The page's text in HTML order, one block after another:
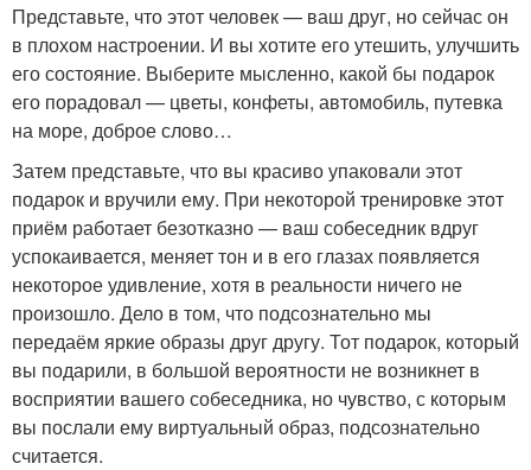
Представьте, что этот человек — ваш друг, но сейчас он
в плохом настроении. И вы хотите его утешить, улучшить
его состояние. Выберите мысленно, какой бы подарок
его порадовал — цветы, конфеты, автомобиль, путевка
на море, доброе слово…
Затем представьте, что вы красиво упаковали этот
подарок и вручили ему. При некоторой тренировке этот
приём работает безотказно — ваш собеседник вдруг
успокаивается, меняет тон и в его глазах появляется
некоторое удивление, хотя в реальности ничего не
произошло. Дело в том, что подсознательно мы
передаём яркие образы друг другу. Тот подарок, который
вы подарили, в большой вероятности не возникнет в
восприятии вашего собеседника, но чувство, с которым
вы послали ему виртуальный образ, подсознательно
считается.